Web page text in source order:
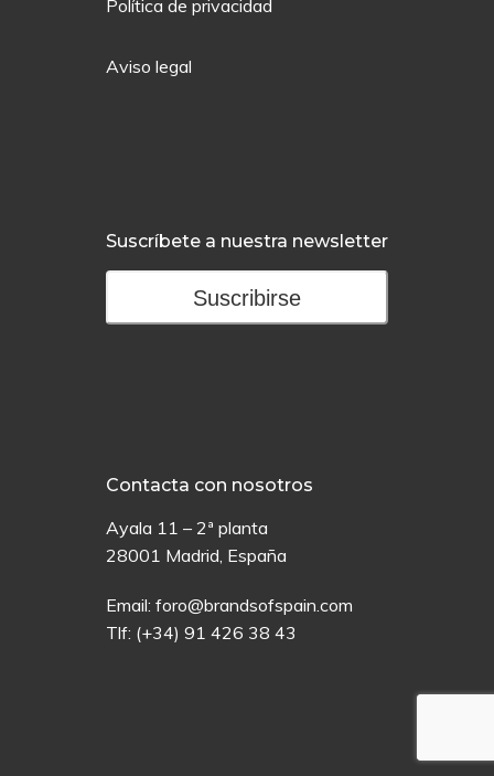
Política de privacidad
Aviso legal
Suscríbete a nuestra newsletter
Suscribirse
Contacta con nosotros
Ayala 11 – 2ª planta
28001 Madrid, España
Email: foro@brandsofspain.com
Tlf: (+34) 91 426 38 43